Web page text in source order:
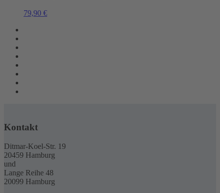
79,90 €
Kontakt
Ditmar-Koel-Str. 19
20459 Hamburg
und
Lange Reihe 48
20099 Hamburg